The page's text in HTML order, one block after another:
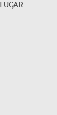
LUGAR